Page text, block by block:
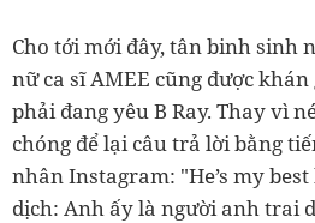
Cho tới mới đây, tân binh sinh
nữ ca sĩ AMEE cũng được
phải đang yêu B Ray. Thay vì
chóng để lại câu trả lời bằng
nhân Instagram: "He’s my
dịch: Anh ấy là người anh trai